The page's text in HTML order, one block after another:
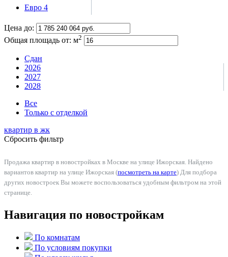
Евро 4
Цена до:
Общая площадь от: м2
Сдан
2026
2027
2028
Все
Только с отделкой
квартир в жк
Сбросить фильтр
Продажа квартир в новостройках в Москве на улице Ижорская. Найдено
вариантов квартир на улице Ижорская (посмотреть на карте) Для подбора
других новостроек Вы можете воспользоваться удобным фильтром на этой
странице.
Навигация по новостройкам
По комнатам
По условиям покупки